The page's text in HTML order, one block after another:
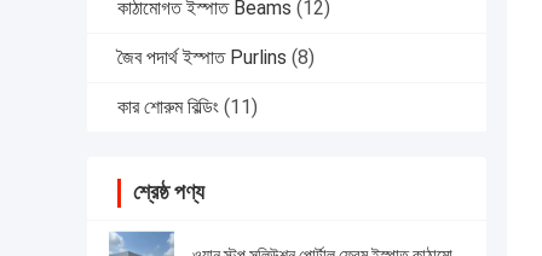
কাঠামোগত ইস্পাত Beams (12)
জৈব পদার্থ ইস্পাত Purlins (8)
কার শোরুম বিল্ডিং (11)
শ্রেষ্ঠ পণ্য